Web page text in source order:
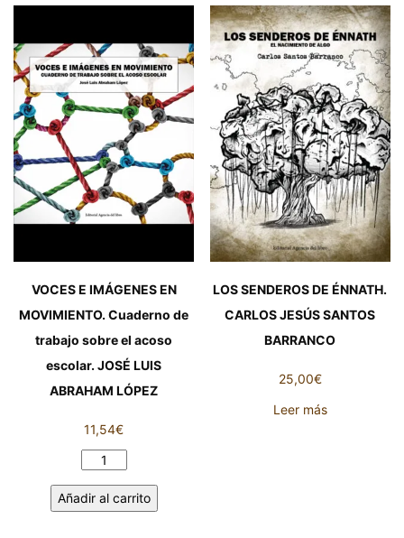
LÓPEZ
cantidad
MUÑOZ
MELLADO
cantidad
VOCES E IMÁGENES EN
MOVIMIENTO. Cuaderno de
trabajo sobre el acoso
escolar. JOSÉ LUIS
ABRAHAM LÓPEZ
11,54€
VOCES
IMÁGENES
Añadir al carrito
LOS SENDEROS DE ÉNNATH.
CARLOS JESÚS SANTOS
BARRANCO
25,00€
Leer más